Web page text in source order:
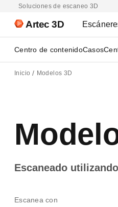
Soluciones de escaneo 3D
Artec 3D
Centro de contenidoCasos
Inicio Modelos 3D
Escaneado
Escanea con